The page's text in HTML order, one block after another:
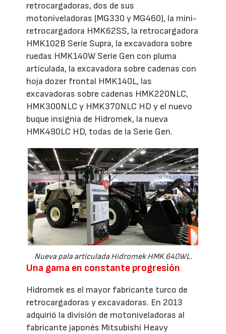
retrocargadoras, dos de sus
motoniveladoras (MG330 y MG460), la mini-
retrocargadora HMK62SS, la retrocargadora
HMK102B Serie Supra, la excavadora sobre
ruedas HMK140W Serie Gen con pluma
articulada, la excavadora sobre cadenas con
hoja dozer frontal HMK140L, las
excavadoras sobre cadenas HMK220NLC,
HMK300NLC y HMK370NLC HD y el nuevo
buque insignia de Hidromek, la nueva
HMK490LC HD, todas de la Serie Gen.
Nueva pala articulada Hidromek HMK 640WL.
Una gama en constante progresión
Hidromek es el mayor fabricante turco de
retrocargadoras y excavadoras. En 2013
adquirió la división de motoniveladoras al
fabricante japonés Mitsubishi Heavy